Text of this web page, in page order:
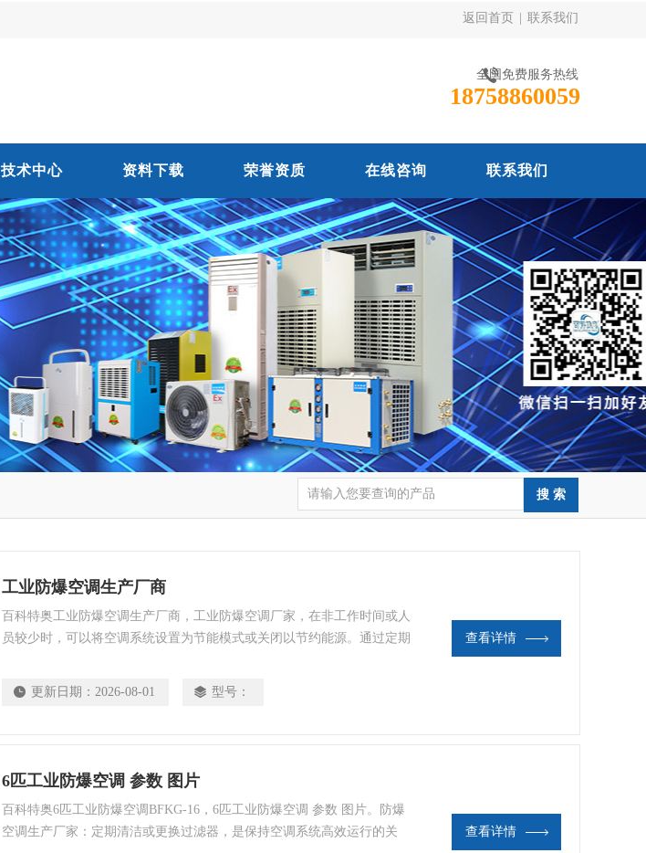
返回首页 联系我们
全国免费服务热线
18758860059
技术中心 资料下载 荣誉资质 在线咨询 联系我们
工业防爆空调生产厂商
百科特奥工业防爆空调生产厂商，工业防爆空调厂家，在非工作时间或人
员较少时，可以将空调系统设置为节能模式或关闭以节约能源。通过定期
用寿命。遵循以上保养指南和使用注意事项，您可以有效地管理和维护工
更新日期： 2026-08-01 型号：
查看详情
6匹工业防爆空调 参数 图片
百科特奥6匹工业防爆空调BFKG-16，6匹工业防爆空调 参数 图片。防爆
空调生产厂家：定期清洁或更换过滤器，是保持空调系统高效运行的关
查看详情